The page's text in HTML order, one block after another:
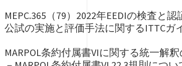
MEPC.365（79）2022年EEDIの検査と
公試の実施と評価手法に関するITTCガ
MARPOL条約付属書VIに関する統一解